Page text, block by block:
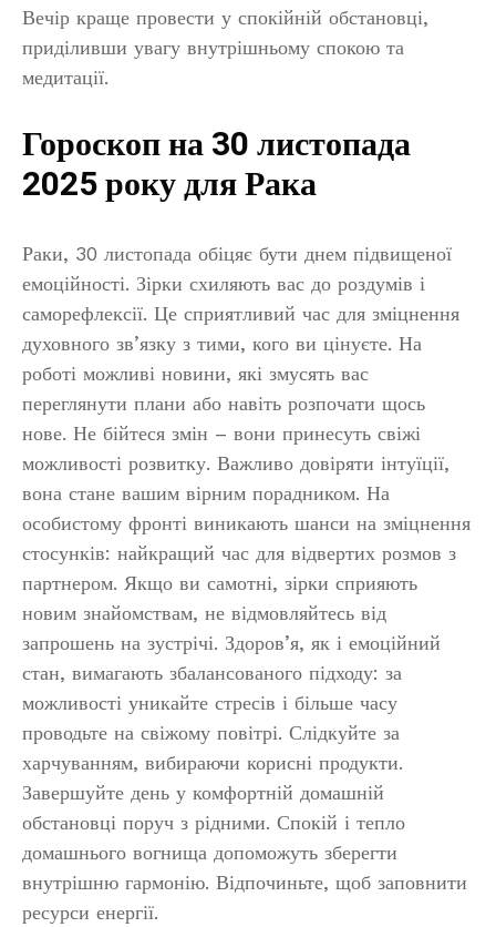
Вечір краще провести у спокійній обстановці,
приділивши увагу внутрішньому спокою та
медитації.
Гороскоп на 30 листопада
2025 року для Рака
Раки, 30 листопада обіцяє бути днем підвищеної
емоційності. Зірки схиляють вас до роздумів і
саморефлексії. Це сприятливий час для зміцнення
духовного зв’язку з тими, кого ви цінуєте. На
роботі можливі новини, які змусять вас
переглянути плани або навіть розпочати щось
нове. Не бійтеся змін – вони принесуть свіжі
можливості розвитку. Важливо довіряти інтуїції,
вона стане вашим вірним порадником. На
особистому фронті виникають шанси на зміцнення
стосунків: найкращий час для відвертих розмов з
партнером. Якщо ви самотні, зірки сприяють
новим знайомствам, не відмовляйтесь від
запрошень на зустрічі. Здоров’я, як і емоційний
стан, вимагають збалансованого підходу: за
можливості уникайте стресів і більше часу
проводьте на свіжому повітрі. Слідкуйте за
харчуванням, вибираючи корисні продукти.
Завершуйте день у комфортній домашній
обстановці поруч з рідними. Спокій і тепло
домашнього вогнища допоможуть зберегти
внутрішню гармонію. Відпочиньте, щоб заповнити
ресурси енергії.